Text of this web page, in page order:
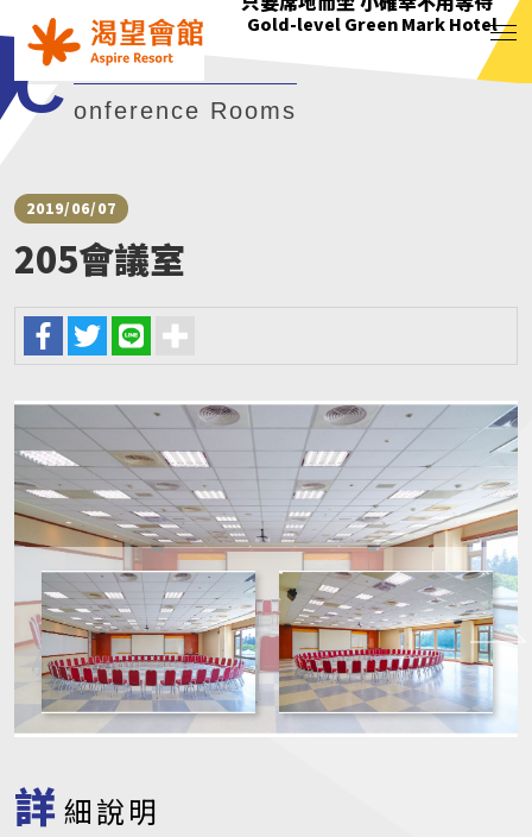
Gold-level Green Mark Hotel
Gold-level Green Mark Hotel
Gold-level Green Mark Hotel
Gold-level Green Mark Hotel
C onference Rooms
2019/06/07
205會議室
詳 細說明